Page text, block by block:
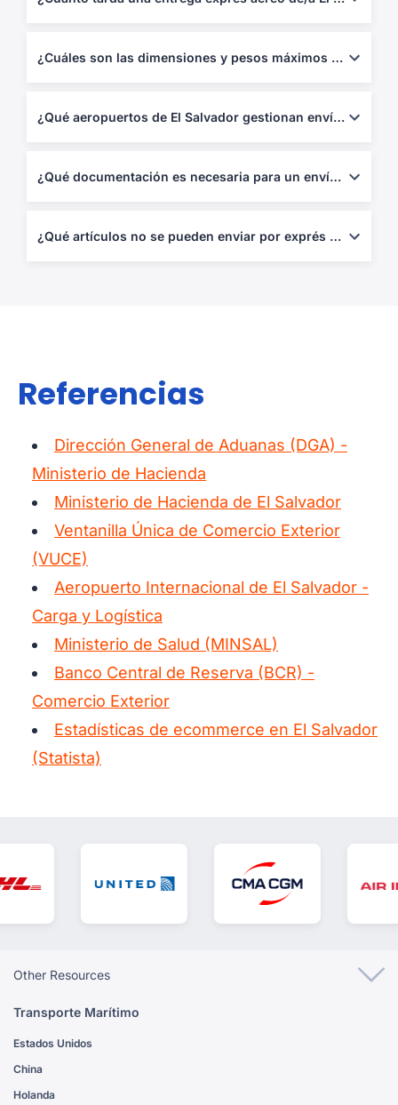
¿Cuáles son las dimensiones y pesos máximos permitidos?
operador.
¿Qué aeropuertos de El Salvador gestionan envíos exprés aéreo?
¿Qué documentación es necesaria para un envío exprés aéreo?
DUA.
¿Qué artículos no se pueden enviar por exprés aéreo de/a El Salvador?
Referencias
Dirección General de Aduanas (DGA) -
Ministerio de Hacienda
Ministerio de Hacienda de El Salvador
Ventanilla Única de Comercio Exterior
(VUCE)
Aeropuerto Internacional de El Salvador -
Carga y Logística
Ministerio de Salud (MINSAL)
Banco Central de Reserva (BCR) -
Comercio Exterior
Estadísticas de ecommerce en El Salvador
(Statista)
Other Resources
Transporte Marítimo
Estados Unidos
China
Holanda